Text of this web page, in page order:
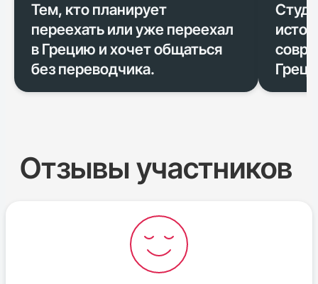
Тем, кто планирует
переехать или уже переехал
в Грецию и хочет общаться
без переводчика.
Отзывы участников